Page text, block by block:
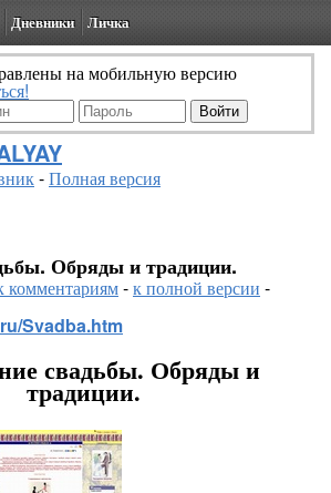
Дневники Личка
на мобильную версию
-Полная версия
Обряды и традиции.
комментариям-к полной версии -
Svadba.htm
свадьбы. Обряды и
традиции.